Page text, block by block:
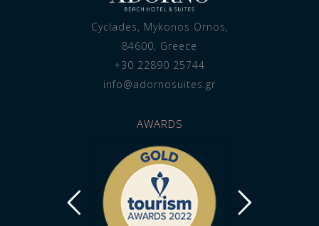
Cyclades, Mykonos Ornos,
84600, Greece
+30 22890 25744
info@adornosuites.gr
AWARDS